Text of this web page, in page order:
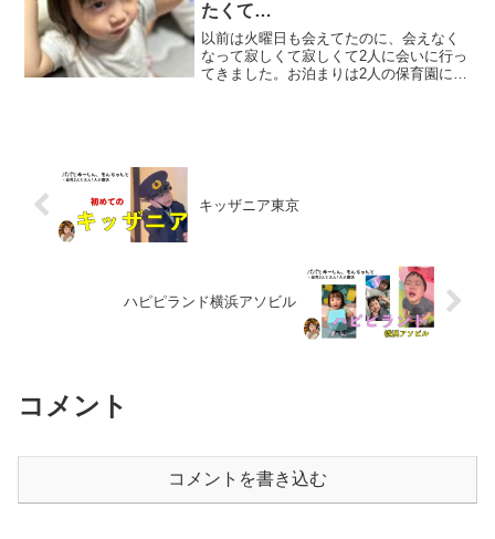
たくて…
以前は火曜日も会えてたのに、会えなく
なって寂しくて寂しくて2人に会いに行っ
てきました。お泊まりは2人の保育園に影
キッザニア東京
ハピピランド横浜アソビル
コメント
コメントを書き込む